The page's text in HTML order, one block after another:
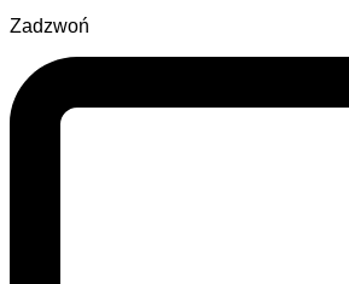
Zadzwoń